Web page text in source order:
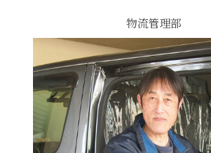
物流管理部